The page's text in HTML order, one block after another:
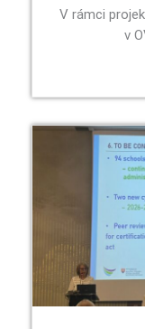
V rámci
v